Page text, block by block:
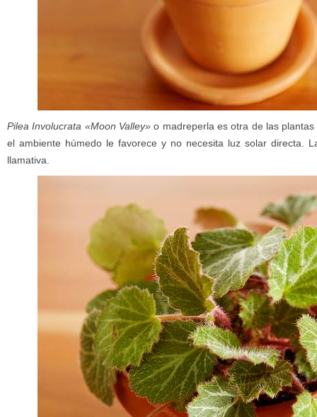
Pilea Involucrata «Moon Valley»o madreperla es otra de las
el ambiente húmedo le favorece y no necesita luz solar directa.
llamativa.